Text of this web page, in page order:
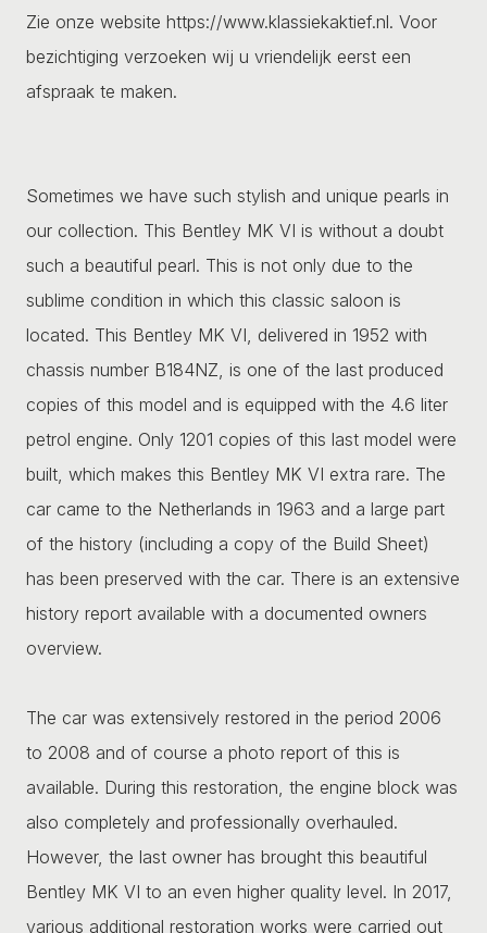
Zie onze website https://www.klassiekaktief.nl. Voor
bezichtiging verzoeken wij u vriendelijk eerst een
afspraak te maken.
Sometimes we have such stylish and unique pearls in
our collection. This Bentley MK VI is without a doubt
such a beautiful pearl. This is not only due to the
sublime condition in which this classic saloon is
located. This Bentley MK VI, delivered in 1952 with
chassis number B184NZ, is one of the last produced
copies of this model and is equipped with the 4.6 liter
petrol engine. Only 1201 copies of this last model were
built, which makes this Bentley MK VI extra rare. The
car came to the Netherlands in 1963 and a large part
of the history (including a copy of the Build Sheet)
has been preserved with the car. There is an extensive
history report available with a documented owners
overview.
The car was extensively restored in the period 2006
to 2008 and of course a photo report of this is
available. During this restoration, the engine block was
also completely and professionally overhauled.
However, the last owner has brought this beautiful
Bentley MK VI to an even higher quality level. In 2017,
various additional restoration works were carried out